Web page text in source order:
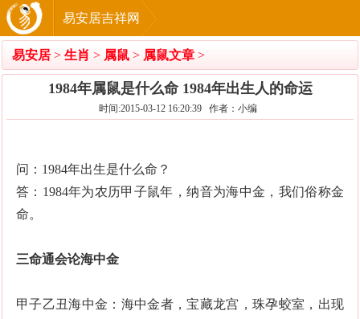
易安居吉祥网
易安居 > 生肖 > 属鼠 > 属鼠文章 >
1984年属鼠是什么命 1984年出生人的命运
时间:2015-03-12 16:20:39 作者：小编
问：1984年出生是什么命？
答：1984年为农历甲子鼠年，纳音为海中金，我们俗称金
命。
三命通会论海中金
甲子乙丑海中金：海中金者，宝藏龙宫，珠孕蛟室，出现